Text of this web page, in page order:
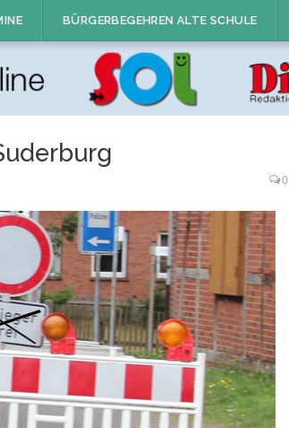
BÜRGERBEGEHREN ALTE SCHULE
0